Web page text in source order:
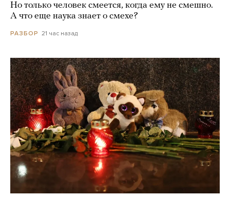
Но только человек смеется, когда ему не смешно.
А что еще наука знает о смехе?
РАЗБОР 21 час назад